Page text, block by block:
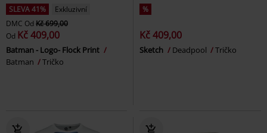
SLEVA 41%
Exkluzivní
DMC Od Kč 699,00
Od Kč 409,00
Batman - Logo- Flock Print
Batman
Tričko
%
Kč 409,00
Sketch Deadpool Tričko